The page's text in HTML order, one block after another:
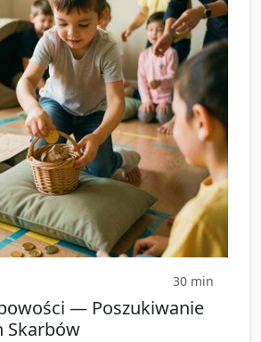
30 min
— Poszukiwanie
Skarbów